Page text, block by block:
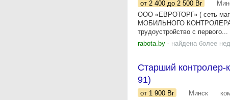
от 2 400 до 2 500 Br
ООО «ЕВРОТОРГ» ( сеть
МОБИЛЬНОГО
трудоустройство с первого...
rabota.by - найдена более
Старший контролер-
91)
от 1 900 Br Минск